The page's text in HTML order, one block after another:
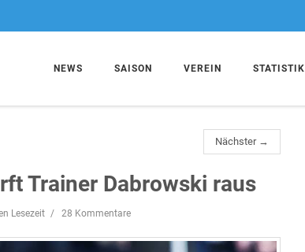
NEWS SAISON VEREIN STATISTIK
Nächster →
Trainer Dabrowski raus
Lesezeit 28 Kommentare